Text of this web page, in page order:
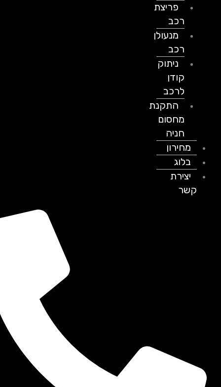
פריצת
מנעולן
ניתוק
לרכב
התקנת
מחסום
חניה
מחירון
בלוג
יצירת
קשר